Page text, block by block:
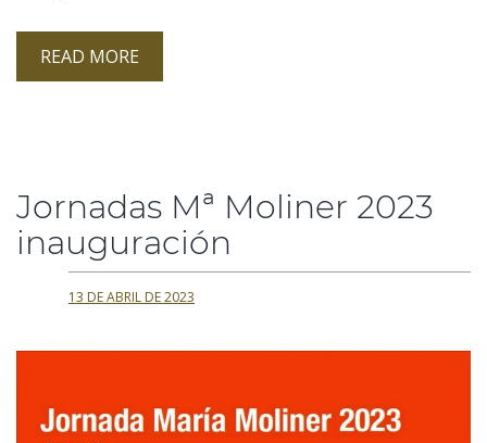
READ MORE
Jornadas Mª Moliner 2023
inauguración
13 DE ABRIL DE 2023